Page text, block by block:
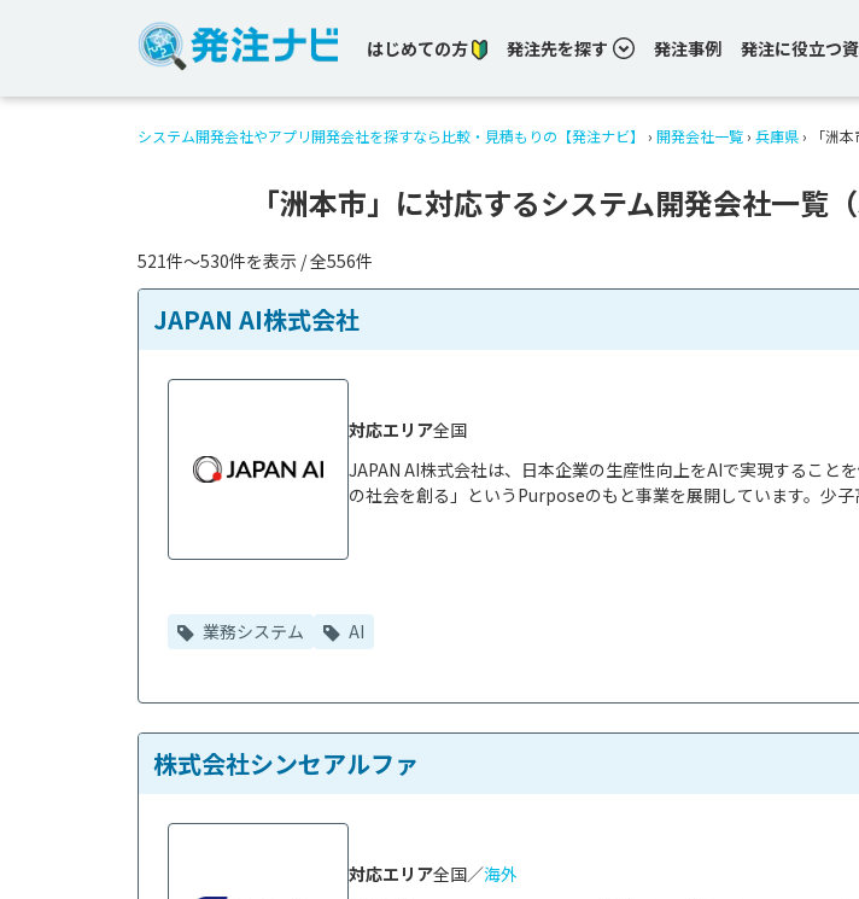
はじめての方 発注先を探す 発注事例 発注に役立つ
システム開発会社やアプリ開発会社を探すなら比較・見積もりの【発注ナビ】 › 開発会社一覧 › 兵庫県 › 「洲
「洲本市」に対応するシステム開発会社一覧
521件〜530件を表示 / 全556件
JAPAN AI株式会社
JAPAN AI株式会社は、日本企業の生産性向上をAIで実現すること
の社会を創る」というPurposeのもと事業を展開しています。少子
対応エリア全国
業務システム AI
株式会社シンセアルファ
対応エリア全国／海外